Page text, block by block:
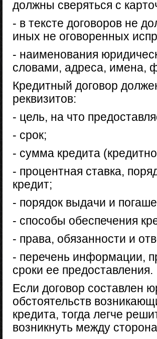
должны сверяться с
- в тексте договоров не
иных не оговоренных
- наименования
словами, адреса, имена,
Кредитный договор
реквизитов:
- цель, на что
- срок;
- сумма кредита
- процентная ставка,
кредит;
- порядок выдачи и
- способы обеспечения
- права, обязанности и
- перечень информации,
сроки ее предоставления.
Если договор составлен
обстоятельств
кредита, тогда легче
возникнуть между